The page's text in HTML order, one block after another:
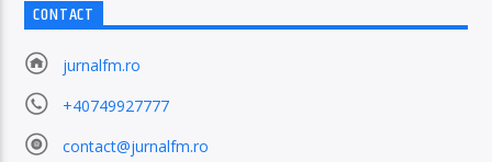
CONTACT
jurnalfm.ro
+40749927777
contact@jurnalfm.ro